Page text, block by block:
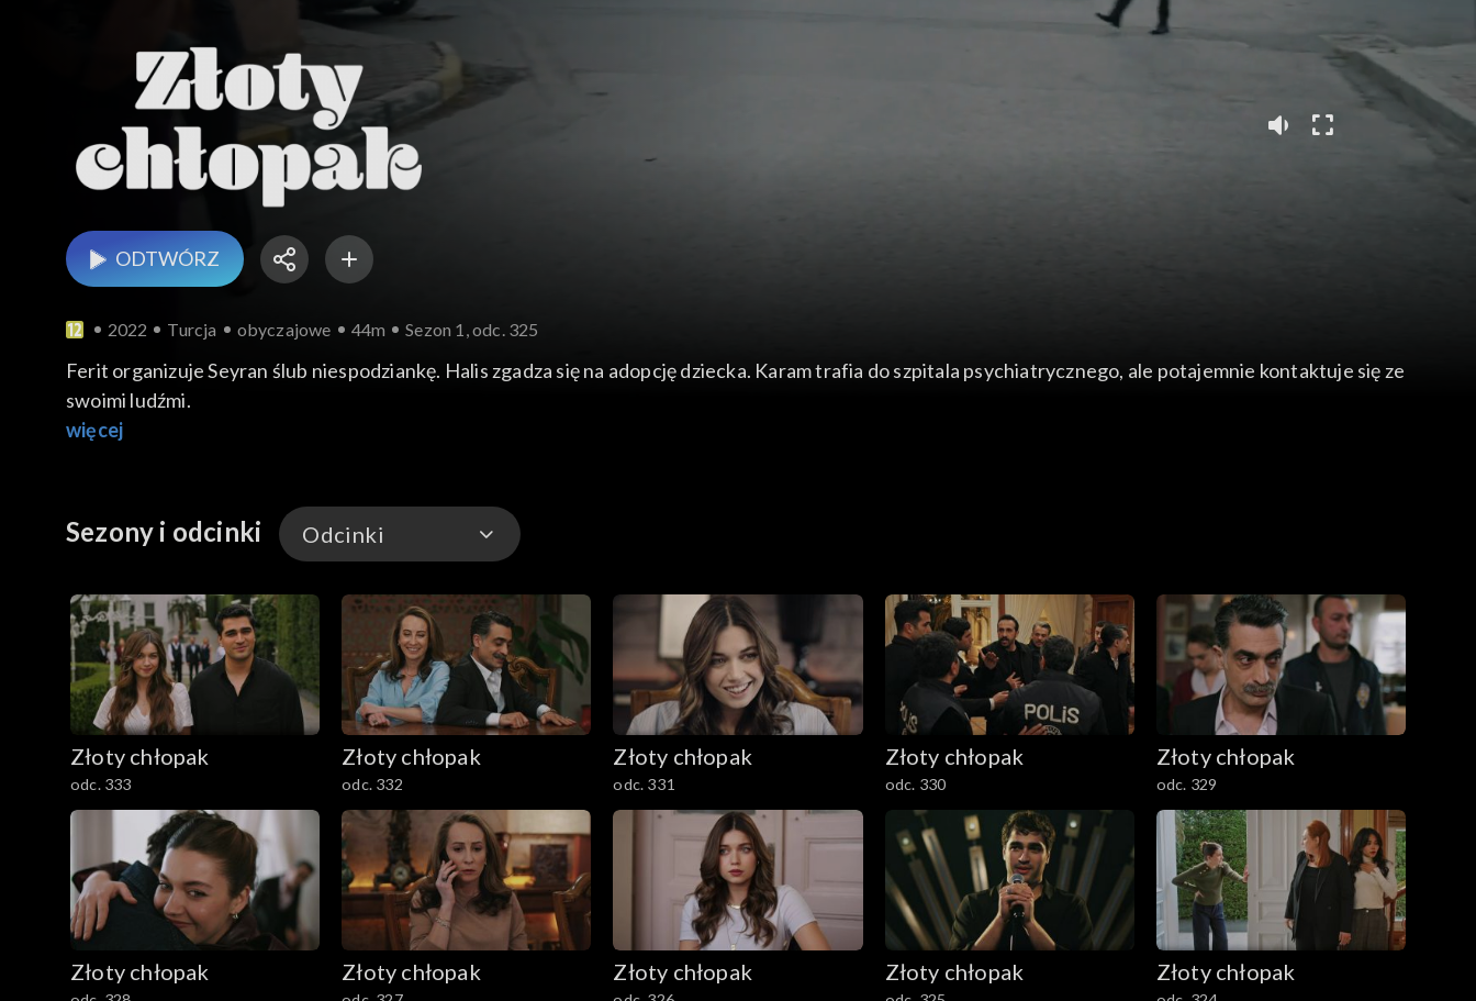
ODTWÓRZ
2022 Turcja obyczajowe 44m Sezon 1, odc. 325
Ferit organizuje Seyran ślub niespodziankę. Halis zgadza się na adopcję dziecka. Karam trafia do szpitala psychiatrycznego, ale potajemnie kontaktuje się ze
swoimi ludźmi.
więcej
Sezony i odcinki Odcinki
Odcinki
Złoty chłopak
odc. 333
Złoty chłopak
odc. 332
Złoty chłopak
odc. 331
Złoty chłopak
odc. 330
Złoty chłopak
odc. 329
Złoty chłopak Złoty chłopak Złoty chłopak Złoty chłopak Złoty chłopak